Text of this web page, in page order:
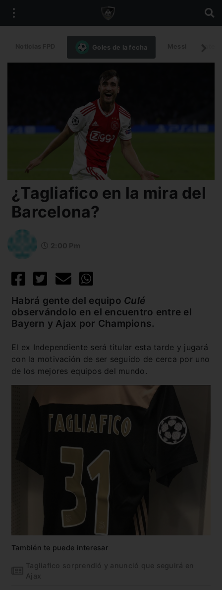
Goles de la fecha
¿Tagliafico en la mira del
Barcelona?
Habrá gente del equipo Culé
observándolo en el encuentro entre el
Bayern y Ajax por Champions.
El ex Independiente será titular esta tarde y jugará
con la motivación de ser seguido de cerca por uno
de los mejores equipos del mundo.
También te puede interesar
Tagliafico sorprendió y anunció que seguirá en
Ajax